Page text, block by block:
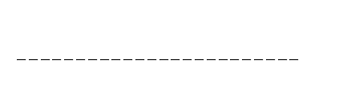
ーーーーーーーーーーーーーーーーーーーーーーーー